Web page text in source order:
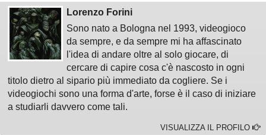
Lorenzo Forini
Sono nato a Bologna nel 1993, videogioco
da sempre, e da sempre mi ha affascinato
l'idea di andare oltre al solo giocare, di
cercare di capire cosa c'è nascosto in ogni
titolo dietro al sipario più immediato da cogliere. Se i
videogiochi sono una forma d'arte, forse è il caso di iniziare
a studiarli davvero come tali.
VISUALIZZA IL PROFILO